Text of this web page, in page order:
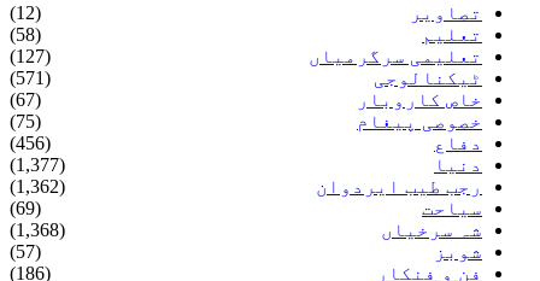
تصاویر
(12)
تعلیم
(58)
تعلیمی سرگرمیاں
(127)
ٹیکنالوجی
(571)
خاص کاروبار
(67)
خصوصی پیغام
(75)
دفاع
(456)
دنیا
(1,377)
رجب طیب ایردوان
(1,362)
سیاحت
(69)
شہ سرخیاں
(1,368)
شوبز
(57)
فن و فنکار
(186)